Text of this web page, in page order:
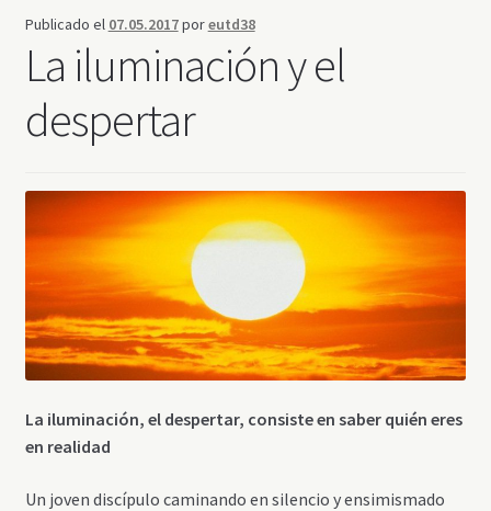
Youtube
Publicado el 07.05.2017poreutd38
La iluminación y el
despertar
La iluminación, el despertar, consiste en saber quién eres
en realidad
Un joven discípulo caminando en silencio y ensimismado